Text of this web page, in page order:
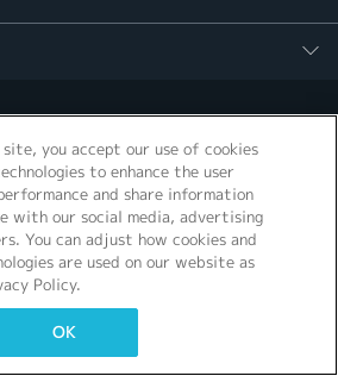
you accept our use of cookies
to enhance the user
and share information
with our social media, advertising
You can adjust how cookies and
are used on our website as
Policy.
OK